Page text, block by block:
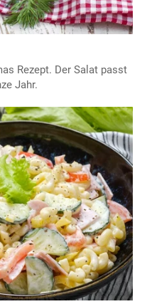
Rezept. Der Salat passt
Jahr.